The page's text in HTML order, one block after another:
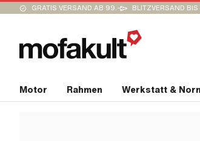
GRATIS VERSAND AB 99.- BLITZVERSAND
Motor Rahmen Werkstatt &